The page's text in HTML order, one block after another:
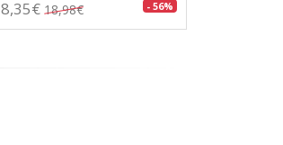
8,35€ 18,98€ - 56%